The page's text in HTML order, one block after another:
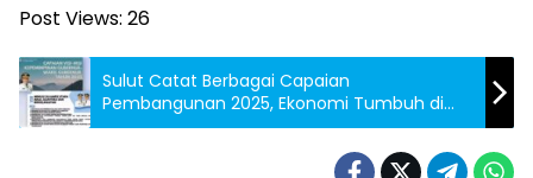
Post Views: 26
Sulut Catat Berbagai Capaian
Pembangunan 2025, Ekonomi Tumbuh di
Atas Nasional dan IPM Meningkat